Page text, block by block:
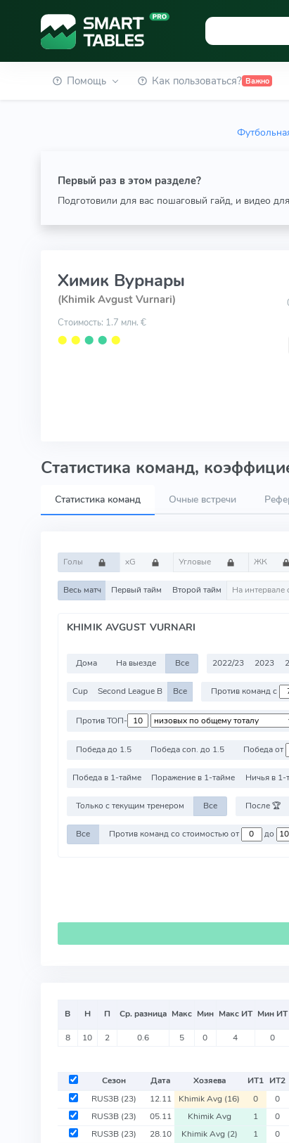
Помощь Как пользоваться? Важно
Первый раз в этом разделе?
Подготовили для вас пошаговый гайд, и видео
Химик Вурнары
(Khimik Avgust Vurnari)
Стоимость: 1.7 млн. €
⬤ ⬤ ⬤ ⬤ ⬤
Статистика команд,
Статистика команд Очные встречи
Голы xG Угловые ЖК
Весь матч Первый тайм Второй тайм На
KHIMIK AVGUST VURNARI
Дома На выезде Все 2022/23 2023
Cup Second League B Все Против команд с
Против ТОП-
Победа до 1.5 Победа соп. до 1.5 Победа от
Победа в 1-тайме Поражение в 1-тайме Ничья в 1-
Только с текущим тренером Все После 🏆
Все Против команд со стоимостью от до
В Н П Ср. разница Макс Мин Макс ИТ Мин ИТ
8 10 2 0.6 5 0 4 0
Сезон Дата Хозяева ИТ1 ИТ2
RUS3B (23) 12.11 Khimik Avg (16) 0 0
RUS3B (23) 05.11 Khimik Avg 1 0
RUS3B (23) 28.10 Khimik Avg (2) 1 0